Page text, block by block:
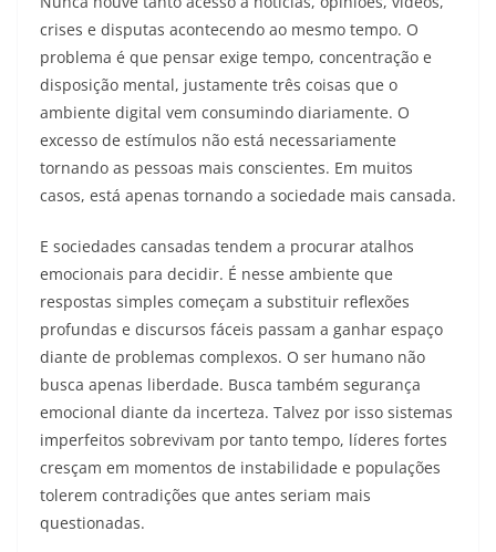
crises e disputas acontecendo ao mesmo tempo. O
problema é que pensar exige tempo, concentração e
disposição mental, justamente três coisas que o
ambiente digital vem consumindo diariamente. O
excesso de estímulos não está necessariamente
tornando as pessoas mais conscientes. Em muitos
casos, está apenas tornando a sociedade mais cansada.
E sociedades cansadas tendem a procurar atalhos
emocionais para decidir. É nesse ambiente que
respostas simples começam a substituir reflexões
profundas e discursos fáceis passam a ganhar espaço
diante de problemas complexos. O ser humano não
busca apenas liberdade. Busca também segurança
emocional diante da incerteza. Talvez por isso sistemas
imperfeitos sobrevivam por tanto tempo, líderes fortes
cresçam em momentos de instabilidade e populações
tolerem contradições que antes seriam mais
questionadas.